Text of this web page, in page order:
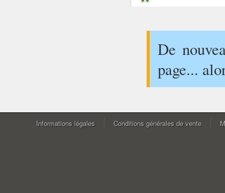
De
page...
Informations légales Conditions générales de vente